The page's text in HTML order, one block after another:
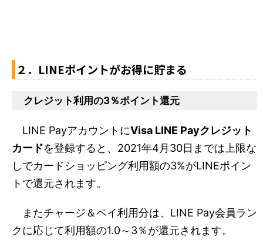
２．LINEポイントがお得に貯まる
クレジット利用の3％ポイント還元
LINE PayアカウントにVisa LINE Payクレジット
カードを登録すると、2021年4月30日までは上限な
しでカードショッピング利用額の3%がLINEポイン
トで還元されます。
またチャージ＆ペイ利用分は、LINE Pay会員ラン
クに応じて利用額の1.0～3％が還元されます。